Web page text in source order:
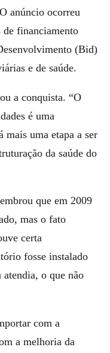
anúncio ocorreu
de financiamento
(Bid)
e de saúde.
a conquista. “O
é uma
mais uma etapa a ser
da saúde do
que em 2009
mas o fato
certa
fosse instalado
o que não
com a
a melhoria da